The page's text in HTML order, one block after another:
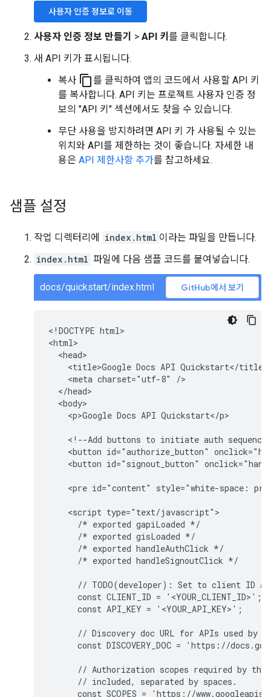
사용자 인증 정보로 이동
사용자 인증 정보 만들기 > API 키 를 클릭합니다.
새 API 키가 표시됩니다.
복사 content_copy를 클릭하여 앱의 코드에서 사용할 API 키
를 복사합니다. API 키는 프로젝트 사용자 인증 정
보의 "API 키" 섹션에서도 찾을 수 있습니다.
무단 사용을 방지하려면 API 키 가 사용될 수 있는
위치와 API를 제한하는 것이 좋습니다. 자세한 내
용은 API 제한사항 추가를 참고하세요.
샘플 설정
작업 디렉터리에 index.html 이라는 파일을 만듭니다.
index.html 파일에 다음 샘플 코드를 붙여넣습니다.
docs/quickstart/index.html GitHub에서 보기
<!DOCTYPE html>
<html>
  <head>
    <title>Google Docs API Quickstart</title>
    <meta charset="utf-8" />
  </head>
  <body>
    <p>Google Docs API Quickstart</p>
<!--Add buttons to initiate auth sequence
<button id="authorize_button"
<button id="signout_button"
<pre id="content" style="white-space:
    <script type="text/javascript">
      /* exported gapiLoaded */
      /* exported gisLoaded */
      /* exported handleAuthClick */
      /* exported handleSignoutClick */
// TODO(developer): Set to client ID
      const CLIENT_ID = '<YOUR_CLIENT_ID>';
      const API_KEY = '<YOUR_API_KEY>';
// Discovery doc URL for APIs used by
const DISCOVERY_DOC = 'https://
// Authorization scopes required by
      // included, separated by spaces.
const SCOPES = 'https://